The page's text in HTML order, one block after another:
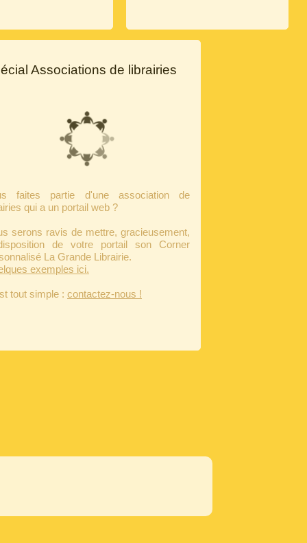
Associations de librairies
faites partie d'une association de
qui a un portail web ?
serons ravis de mettre, gracieusement,
de votre portail son Corner
La Grande Librairie.
exemples ici.
tout simple : contactez-nous !